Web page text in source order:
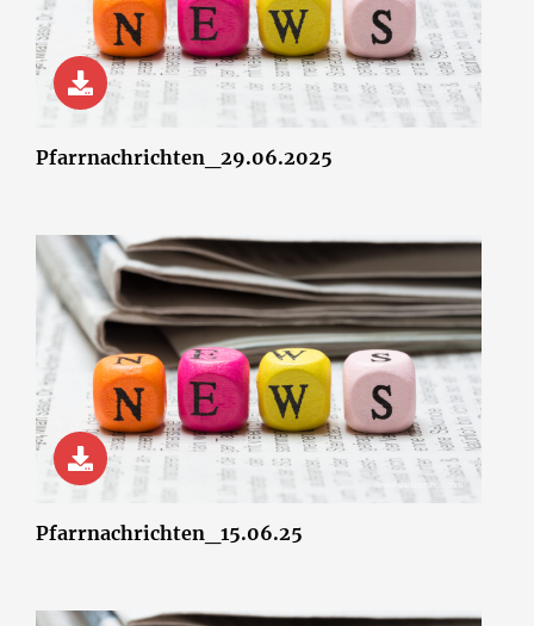
© wsf-sh/Shotshop.com
Pfarrnachrichten_29.06.2025
© wsf-sh/Shotshop.com
Pfarrnachrichten_15.06.25